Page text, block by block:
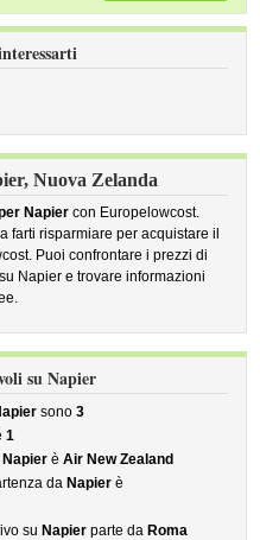
Nuova Zelanda
Napiercon Europelowcost.
farti risparmiare per acquistare il
Puoi confrontare i prezzi di
Napier e trovare informazioni
su Napier
sono3
1
Napier èAir New Zealand
da Napier è
su Napier parte da Roma